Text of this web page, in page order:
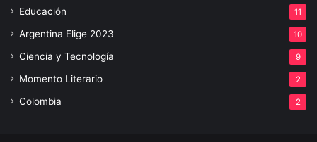
Educación 11
Argentina Elige 2023 10
Ciencia y Tecnología 9
Momento Literario 2
Colombia 2